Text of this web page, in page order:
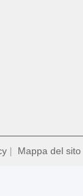
| Mappa del sito